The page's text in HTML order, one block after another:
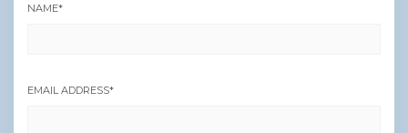
NAME*
EMAIL ADDRESS*